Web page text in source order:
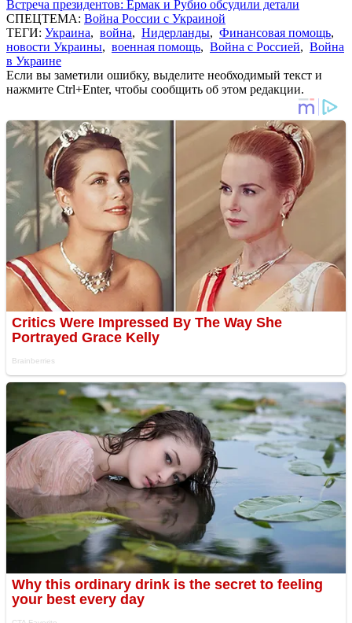
Встреча президентов: Ермак и Рубио обсудили детали
СПЕЦТЕМА: Война России с Украиной
ТЕГИ: Украина, война, Нидерланды, Финансовая помощь,
новости Украины, военная помощь, Война с Россией, Война
в Украине
Если вы заметили ошибку, выделите необходимый текст и
нажмите Ctrl+Enter, чтобы сообщить об этом редакции.